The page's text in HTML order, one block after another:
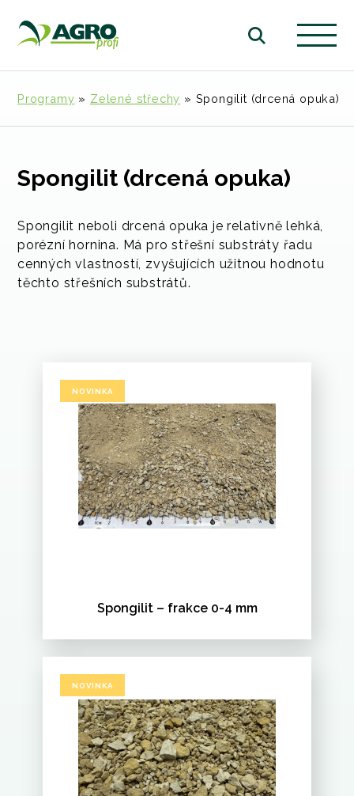
Programy » Zelené střechy » Spongilit (drcená opuka)
Spongilit (drcená opuka)
Spongilit neboli drcená opuka je relativně lehká,
porézní hornina. Má pro střešní substráty řadu
cenných vlastností, zvyšujících užitnou hodnotu
těchto střešních substrátů.
NOVINKA
Spongilit – frakce 0-4 mm
NOVINKA